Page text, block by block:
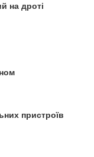
на дроті
пристроїв